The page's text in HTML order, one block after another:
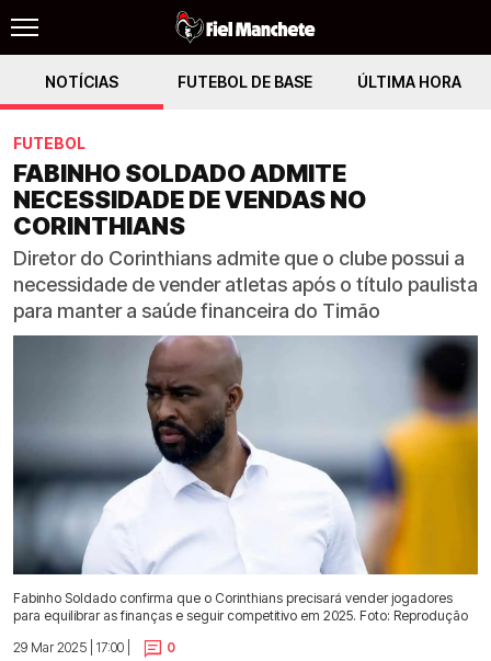
NOTÍCIAS FUTEBOL DE BASE ÚLTIMA HORA
FUTEBOL
FABINHO SOLDADO ADMITE
NECESSIDADE DE VENDAS NO
CORINTHIANS
Diretor do Corinthians admite que o clube possui a
necessidade de vender atletas após o título paulista
para manter a saúde financeira do Timão
Fabinho Soldado confirma que o Corinthians precisará vender jogadores
para equilibrar as finanças e seguir competitivo em 2025. Foto: Reprodução
29 Mar 2025 | 17:00 |
0